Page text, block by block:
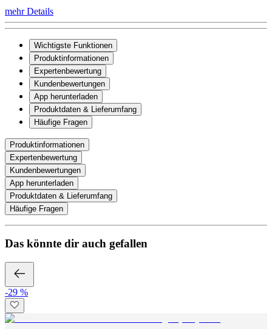
mehr Details
Wichtigste Funktionen
Produktinformationen
Expertenbewertung
Kundenbewertungen
App herunterladen
Produktdaten & Lieferumfang
Häufige Fragen
Produktinformationen
Expertenbewertung
Kundenbewertungen
App herunterladen
Produktdaten & Lieferumfang
Häufige Fragen
Das könnte dir auch gefallen
-29 %